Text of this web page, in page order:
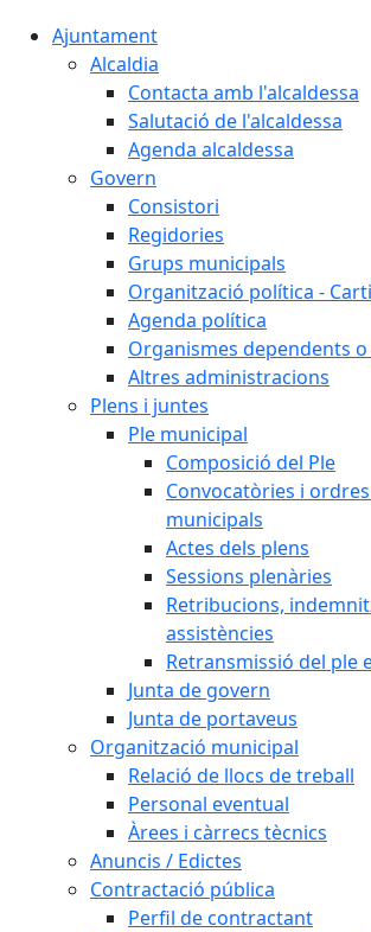
Ajuntament
Alcaldia
Contacta amb l'alcaldessa
Salutació de l'alcaldessa
Agenda alcaldessa
Govern
Consistori
Regidories
Grups municipals
Organització política -
Agenda política
Organismes dependents
Altres administracions
Plens i juntes
Ple municipal
Composició del Ple
Convocatòries i
municipals
Actes dels plens
Sessions plenàries
Retribucions,
assistències
Retransmissió del ple
Junta de govern
Junta de portaveus
Organització municipal
Relació de llocs de treball
Personal eventual
Àrees i càrrecs tècnics
Anuncis / Edictes
Contractació pública
Perfil de contractant